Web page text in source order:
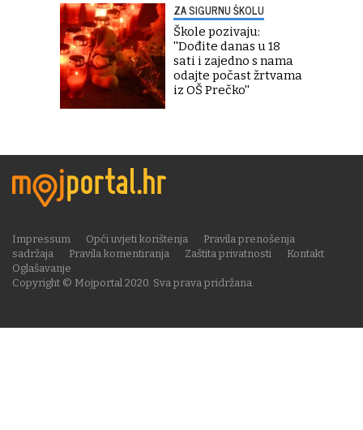
ZA SIGURNU ŠKOLU
Škole pozivaju:
''Dođite danas u 18
sati i zajedno s nama
odajte počast žrtvama
iz OŠ Prečko''
Copyright © Mojportal 2020. Sva prava pridržana.
Impressum Opći uvjeti korištenja
Pravila prenošenja
sadržaja
Pravila komentiranja Zaštita privatnosti
Kontakt
Oglašavanje